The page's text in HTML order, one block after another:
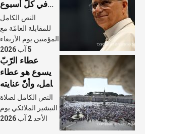
في كلّ أسبوع
وكلّ يوم، هما
النَّفَس في حياة
الكنيسة
النص الكامل
للمقابلة العامّة مع
المؤمنين يوم الأربعاء
5 آب 2026
عطاء الرّبّ
يسوع هو عطاء
شامل، وأنّ عنايته
بنا لا تغيب عنّا
أبدًا
النص الكامل لصلاة
التبشير الملائكي يوم
الأحد 2 آب 2026